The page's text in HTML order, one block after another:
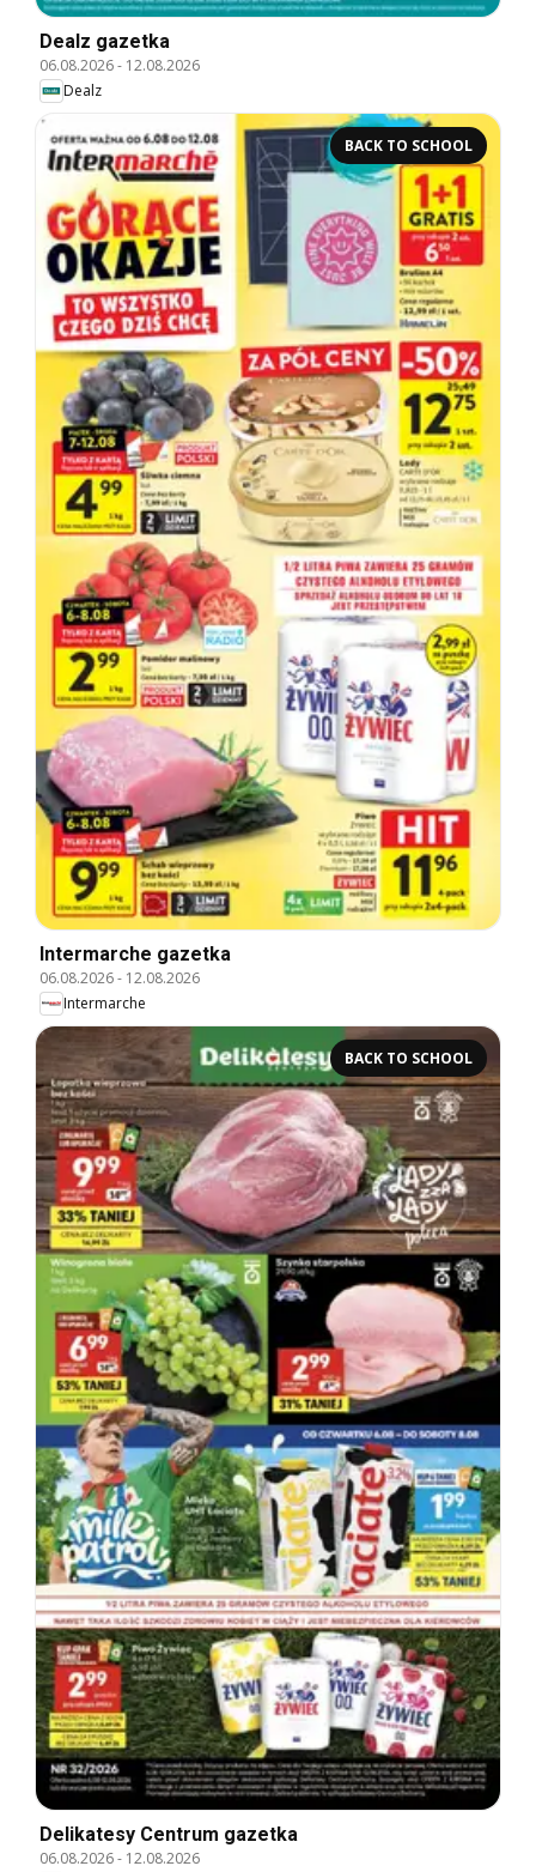
Dealz gazetka
06.08.2026- 12.08.2026
Dealz
BACK TO SCHOOL
Intermarche gazetka
06.08.2026- 12.08.2026
Intermarche
BACK TO SCHOOL
Delikatesy Centrum gazetka
06.08.2026- 12.08.2026